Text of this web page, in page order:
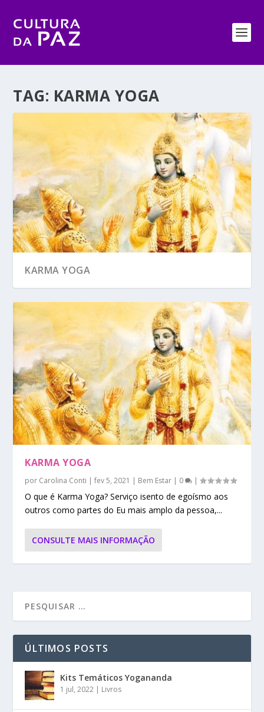
TAG: KARMA YOGA
KARMA YOGA
KARMA YOGA
por Carolina Conti |fev 5, 2021 | Bem Estar | 0 |
O que é Karma Yoga? Serviço isento de egoísmo aos
outros como partes do Eu mais amplo da pessoa,...
CONSULTE MAIS INFORMAÇÃO
ÚLTIMOS POSTS
Kits Temáticos Yogananda
1 jul, 2022 | Livros